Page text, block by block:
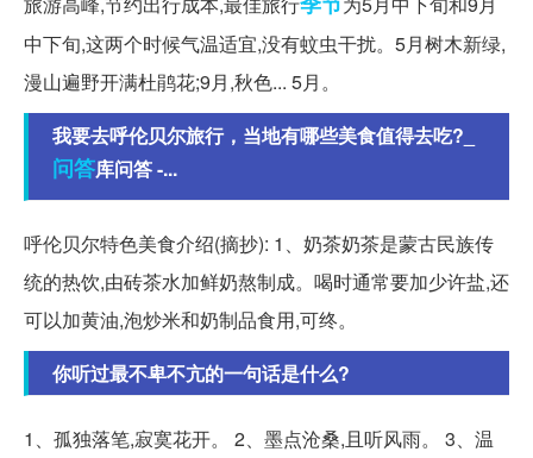
中下旬,这两个时候气温适宜,没有蚊虫干扰。5月树木新绿,
漫山遍野开满杜鹃花;9月,秋色... 5月。
我要去呼伦贝尔旅行，当地有哪些美食值得去吃?_
问答库问答 -...
呼伦贝尔特色美食介绍(摘抄): 1、奶茶奶茶是蒙古民族传
统的热饮,由砖茶水加鲜奶熬制成。喝时通常要加少许盐,还
可以加黄油,泡炒米和奶制品食用,可终。
你听过最不卑不亢的一句话是什么?
1、孤独落笔,寂寞花开。 2、墨点沧桑,且听风雨。 3、温